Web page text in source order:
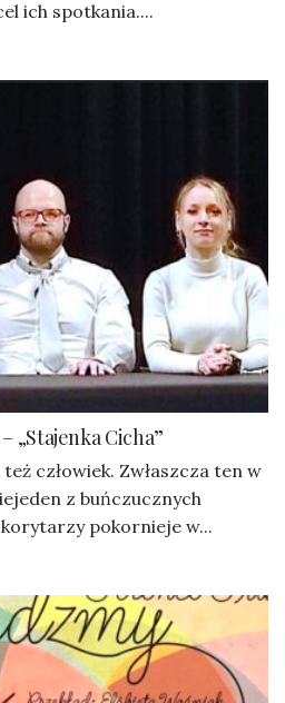
ich spotkania....
„Stajenka Cicha”
człowiek. Zwłaszcza ten w
z buńczucznych
pokornieje w...